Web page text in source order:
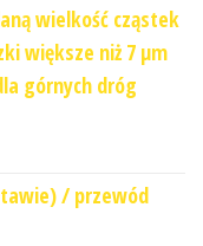
wielkość cząstek
większe niż 7 μm
górnych dróg
/ przewód